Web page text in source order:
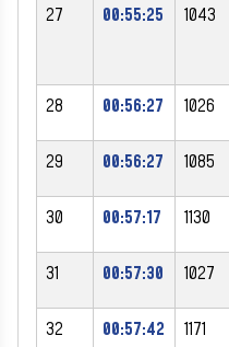
27 00:55:25 1043
28 00:56:27 1026
29 00:56:27 1085
30 00:57:17 1130
31 00:57:30 1027
32 00:57:42 1171